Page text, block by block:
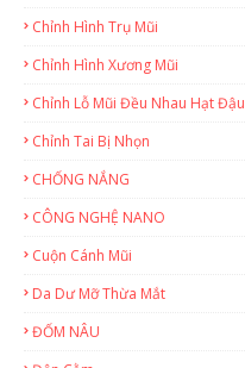
Chỉnh Hình Trụ Mũi
Chỉnh Hình Xương Mũi
Chỉnh Lỗ Mũi Đều Nhau Hạt Đậu
Chỉnh Tai Bị Nhọn
CHỐNG NẮNG
CÔNG NGHỆ NANO
Cuộn Cánh Mũi
Da Dư Mỡ Thừa Mắt
ĐỐM NÂU